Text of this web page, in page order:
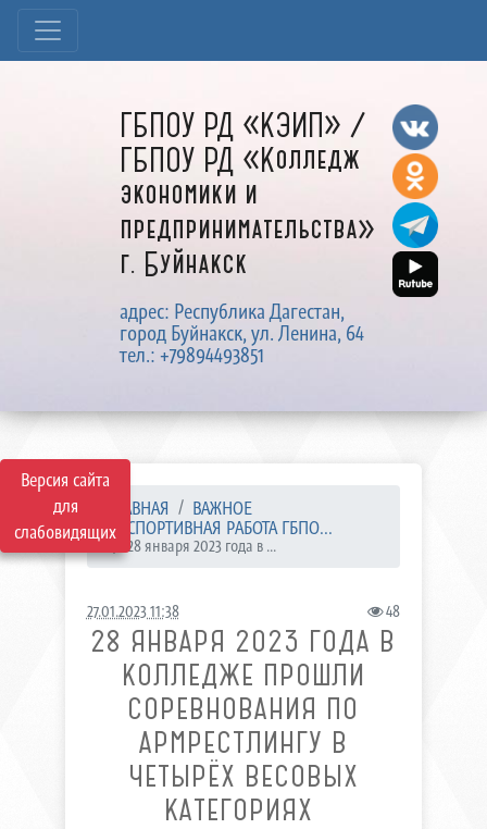
Версия сайта
для
слабовидящих
ГБПОУ РД «КЭИП» /
ГБПОУ РД «Колледж
экономики и
предпринимательства»
г. Буйнакск
адрес: Республика Дагестан,
город Буйнакск, ул. Ленина, 64
тел.: +79894493851
ГЛАВНАЯ
ВАЖНОЕ
СПОРТИВНАЯ РАБОТА ГБПО...
28 января 2023 года в ...
27.01.2023 11:38 48
28 ЯНВАРЯ 2023 ГОДА В
КОЛЛЕДЖЕ ПРОШЛИ
СОРЕВНОВАНИЯ ПО
АРМРЕСТЛИНГУ В
ЧЕТЫРЁХ ВЕСОВЫХ
КАТЕГОРИЯХ